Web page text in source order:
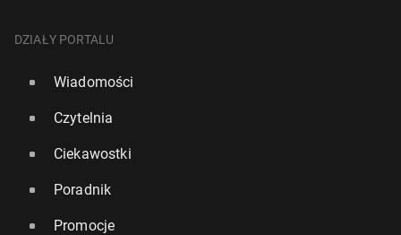
DZIAŁY PORTALU
Wiadomości
Czytelnia
Ciekawostki
Poradnik
Promocje